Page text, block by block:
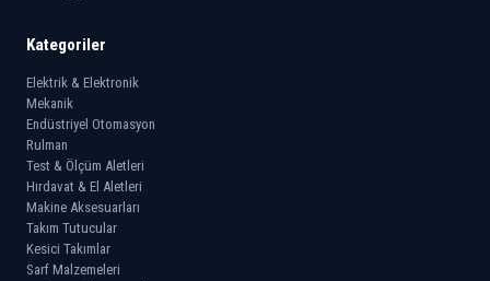
Kategoriler
Elektrik & Elektronik
Mekanik
Endüstriyel Otomasyon
Rulman
Test & Ölçüm Aletleri
Hırdavat & El Aletleri
Makine Aksesuarları
Takım Tutucular
Kesici Takımlar
Sarf Malzemeleri